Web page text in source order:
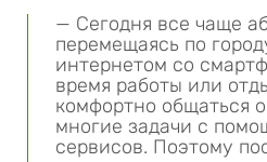
— Сегодня все чаще
перемещаясь по
интернетом со
время работы или
комфортно общаться
многие задачи с
сервисов. Поэтому